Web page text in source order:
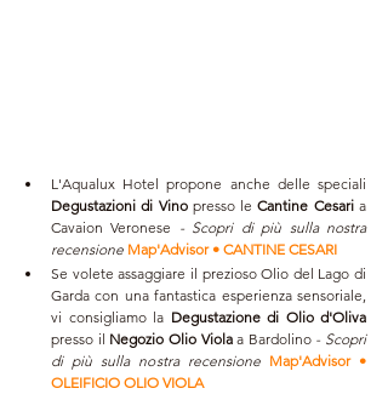
Degustazioni di Vino presso le Cantine Cesari a
Cavaion Veronese - Scopri di più sulla nostra
recensione Map'Advisor • CANTINE CESARI
Se volete assaggiare il prezioso Olio del Lago di
Garda con una fantastica esperienza sensoriale,
vi consigliamo la Degustazione di Olio d'Oliva
presso il Negozio Olio Viola a Bardolino - Scopri
di più sulla nostra recensione Map'Advisor •
OLEIFICIO OLIO VIOLA